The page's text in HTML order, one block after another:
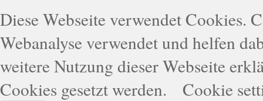
Diese Webseite verwendet Cookies.
Webanalyse verwendet und helfen
weitere Nutzung dieser Webseite
Cookies gesetzt werden.
Cookie